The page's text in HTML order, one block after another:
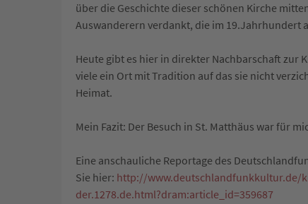
über die Geschichte dieser schönen Kirche
Auswanderern verdankt, die im 19.Jahrhundert
Heute gibt es hier in direkter Nachbarschaft zur
viele ein Ort mit Tradition auf das sie nicht
Heimat.
Mein Fazit: Der Besuch in St. Matthäus war für
Eine anschauliche Reportage des
Sie hier: http://www.deutschlandfunkkultur.de/
der.1278.de.html?dram:article_id=359687